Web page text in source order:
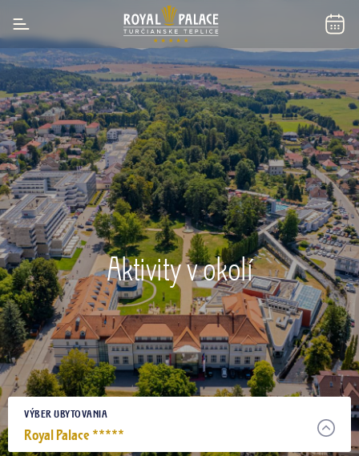
VÝBER UBYTOVANIA
Royal Palace *****
Aktivity v okolí